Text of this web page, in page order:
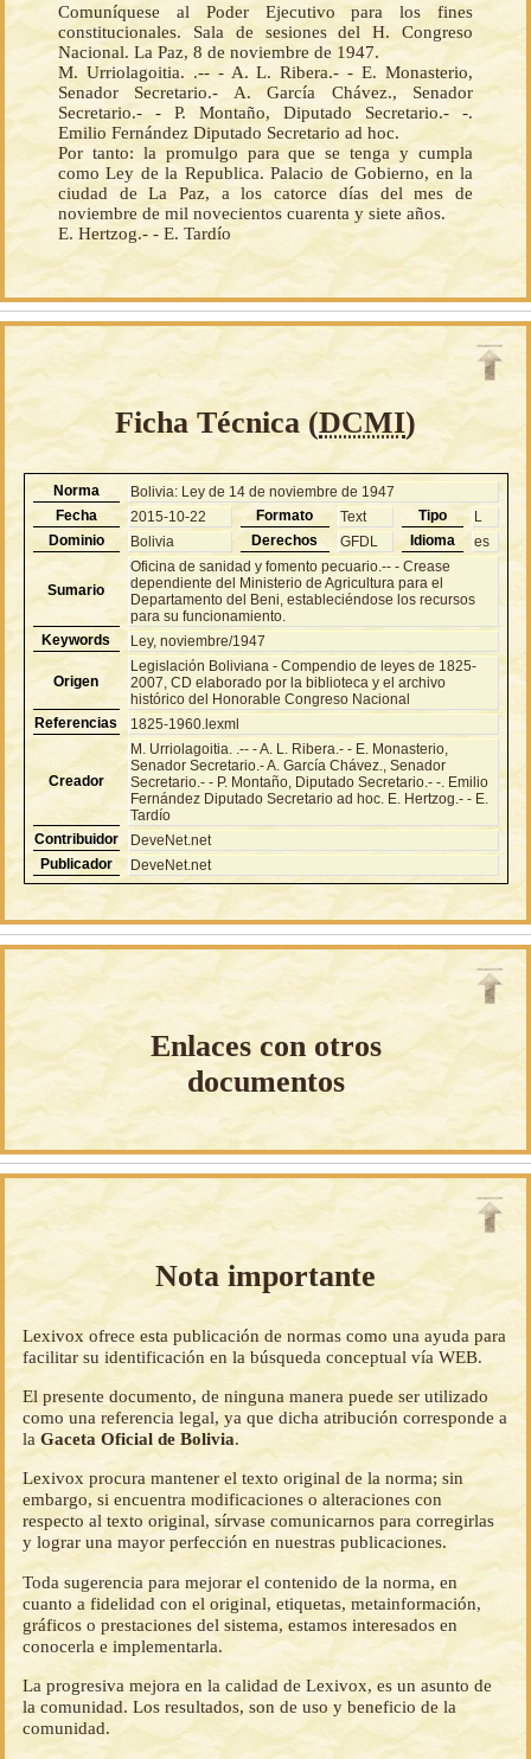
Comuníquese al Poder Ejecutivo para los fines
constitucionales. Sala de sesiones del H. Congreso
Nacional. La Paz, 8 de noviembre de 1947.
M. Urriolagoitia. .-- - A. L. Ribera.- - E. Monasterio,
Senador Secretario.- A. García Chávez., Senador
Secretario.- - P. Montaño, Diputado Secretario.- -.
Emilio Fernández Diputado Secretario ad hoc.
Por tanto: la promulgo para que se tenga y cumpla
como Ley de la Republica. Palacio de Gobierno, en la
ciudad de La Paz, a los catorce días del mes de
noviembre de mil novecientos cuarenta y siete años.
E. Hertzog.- - E. Tardío
Ficha Técnica (DCMI)
Norma
Bolivia: Ley de 14 de noviembre de 1947
Fecha
2015-10-22 Formato Text Tipo
L
Dominio
Bolivia Derechos GFDL Idioma es
Sumario
Oficina de sanidad y fomento pecuario.-- - Crease
dependiente del Ministerio de Agricultura para el
Departamento del Beni, estableciéndose los recursos
para su funcionamiento.
Keywords
Ley, noviembre/1947
Origen
Legislación Boliviana - Compendio de leyes de 1825-
2007, CD elaborado por la biblioteca y el archivo
histórico del Honorable Congreso Nacional
Referencias
1825-1960.lexml
Creador
M. Urriolagoitia. .-- - A. L. Ribera.- - E. Monasterio,
Senador Secretario.- A. García Chávez., Senador
Secretario.- - P. Montaño, Diputado Secretario.- -. Emilio
Fernández Diputado Secretario ad hoc. E. Hertzog.- - E.
Tardío
Contribuidor
DeveNet.net
Publicador
DeveNet.net
Enlaces con otros
documentos
Nota importante
Lexivox ofrece esta publicación de normas como una ayuda para
facilitar su identificación en la búsqueda conceptual vía WEB.
El presente documento, de ninguna manera puede ser utilizado
como una referencia legal, ya que dicha atribución corresponde a
laGaceta Oficial de Bolivia.
Lexivox procura mantener el texto original de la norma; sin
embargo, si encuentra modificaciones o alteraciones con
respecto al texto original, sírvase comunicarnos para corregirlas
y lograr una mayor perfección en nuestras publicaciones.
Toda sugerencia para mejorar el contenido de la norma, en
cuanto a fidelidad con el original, etiquetas, metainformación,
gráficos o prestaciones del sistema, estamos interesados en
conocerla e implementarla.
La progresiva mejora en la calidad de Lexivox, es un asunto de
la comunidad. Los resultados, son de uso y beneficio de la
comunidad.